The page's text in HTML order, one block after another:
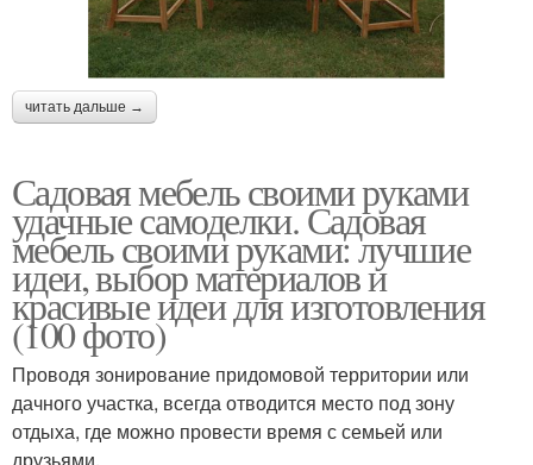
читать дальше →
Садовая мебель своими руками
удачные самоделки. Садовая
мебель своими руками: лучшие
идеи, выбор материалов и
красивые идеи для изготовления
(100 фото)
Проводя зонирование придомовой территории или
дачного участка, всегда отводится место под зону
отдыха, где можно провести время с семьей или